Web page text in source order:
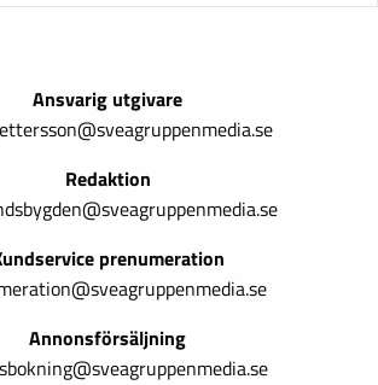
Ansvarig utgivare
Redaktion
prenumeration
Annonsförsäljning